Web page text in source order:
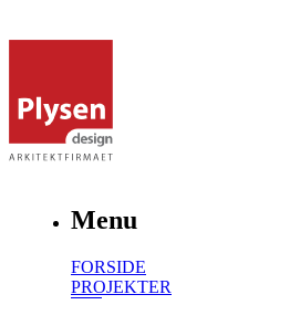
Menu
FORSIDE
PROJEKTER